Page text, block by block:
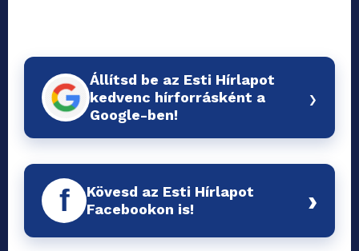
Állítsd be az Esti Hírlapot
kedvenc hírforrásként a
Google-ben!
›
f
Kövesd az Esti Hírlapot
Facebookon is!
›